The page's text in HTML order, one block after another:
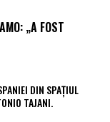
„A FOST
DIN SPAȚIUL
TAJANI.